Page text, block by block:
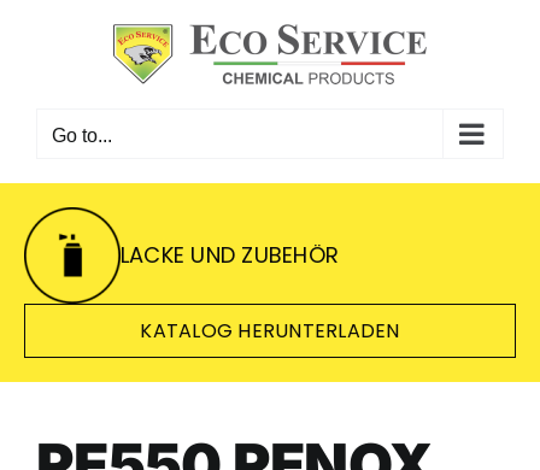
Go to...
LACKE UND ZUBEHÖR
KATALOG HERUNTERLADEN